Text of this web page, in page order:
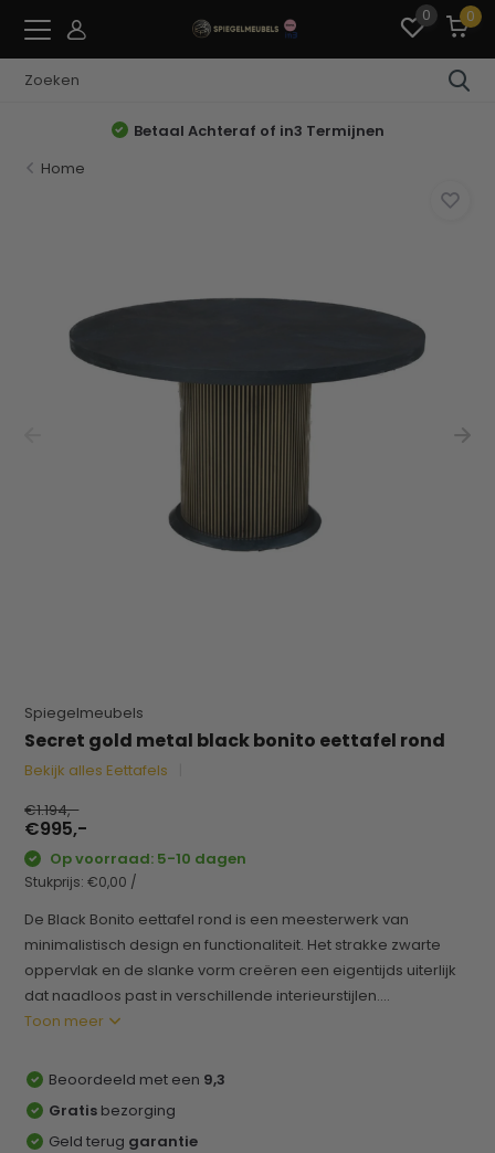
0 0
Betaal Achteraf of in3 Termijnen
Home
Spiegelmeubels
Secret gold metal black bonito eettafel rond
Bekijk alles Eettafels
€1.194,-
€995,-
Op voorraad: 5-10 dagen
Stukprijs:€0,00 /
De Black Bonito eettafel rond is een meesterwerk van
minimalistisch design en functionaliteit. Het strakke zwarte
oppervlak en de slanke vorm creëren een eigentijds uiterlijk
dat naadloos past in verschillende interieurstijlen....
Toon meer
Beoordeeld met een 9,3
Gratis bezorging
Geld terug garantie